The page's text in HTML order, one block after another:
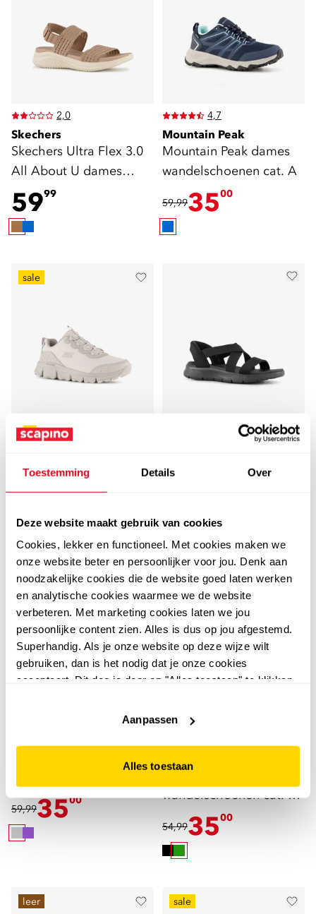
Toestemming Details Over
Deze website maakt gebruik van cookies
Cookies, lekker en functioneel. Met cookies maken we
onze website beter en persoonlijker voor jou. Denk aan
noodzakelijke cookies die de website goed laten werken
en analytische cookies waarmee we de website
verbeteren. Met marketing cookies laten we jou
persoonlijke content zien. Alles is dus op jou afgestemd.
Superhandig. Als je onze website op deze wijze wilt
gebruiken, dan is het nodig dat je onze cookies
accepteert. Dit doe je door op "Alles toestaan" te klikken.
website niet optimaal functioneert.
Aanpassen
Alles toestaan
2,0
Skechers
Skechers Ultra Flex 3.0
All About U dames
sandalen bruin
5999
4,7
Mountain Peak
Mountain Peak dames
wandelschoenen cat. A
59,993500
sale
3,0
Summits AT dames
49 69
cat. A B
59,993500
Mountain Peak dames
wandelschoenen cat. A
B groen
54,993500
leer sale